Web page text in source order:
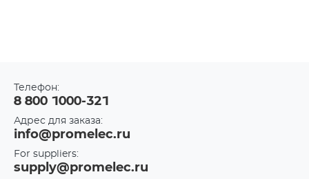
Телефон:
8 800 1000-321
Адрес для заказа:
info@promelec.ru
For suppliers:
supply@promelec.ru